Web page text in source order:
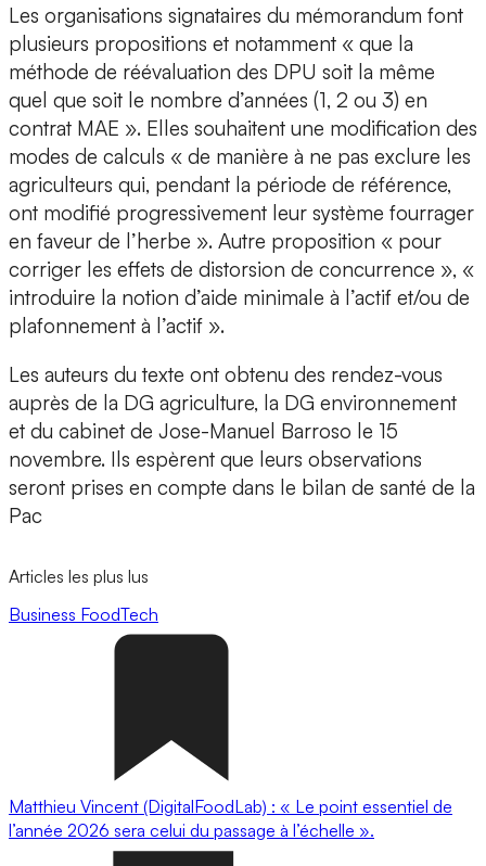
Les organisations signataires du mémorandum font
plusieurs propositions et notamment « que la
méthode de réévaluation des DPU soit la même
quel que soit le nombre d’années (1, 2 ou 3) en
contrat MAE ». Elles souhaitent une modification des
modes de calculs « de manière à ne pas exclure les
agriculteurs qui, pendant la période de référence,
ont modifié progressivement leur système fourrager
en faveur de l’herbe ». Autre proposition « pour
corriger les effets de distorsion de concurrence », «
introduire la notion d’aide minimale à l’actif et/ou de
plafonnement à l’actif ».
Les auteurs du texte ont obtenu des rendez-vous
auprès de la DG agriculture, la DG environnement
et du cabinet de Jose-Manuel Barroso le 15
novembre. Ils espèrent que leurs observations
seront prises en compte dans le bilan de santé de la
Pac
Articles les plus lus
Business FoodTech
Matthieu Vincent (DigitalFoodLab) : « Le point essentiel de
l’année 2026 sera celui du passage à l’échelle ».